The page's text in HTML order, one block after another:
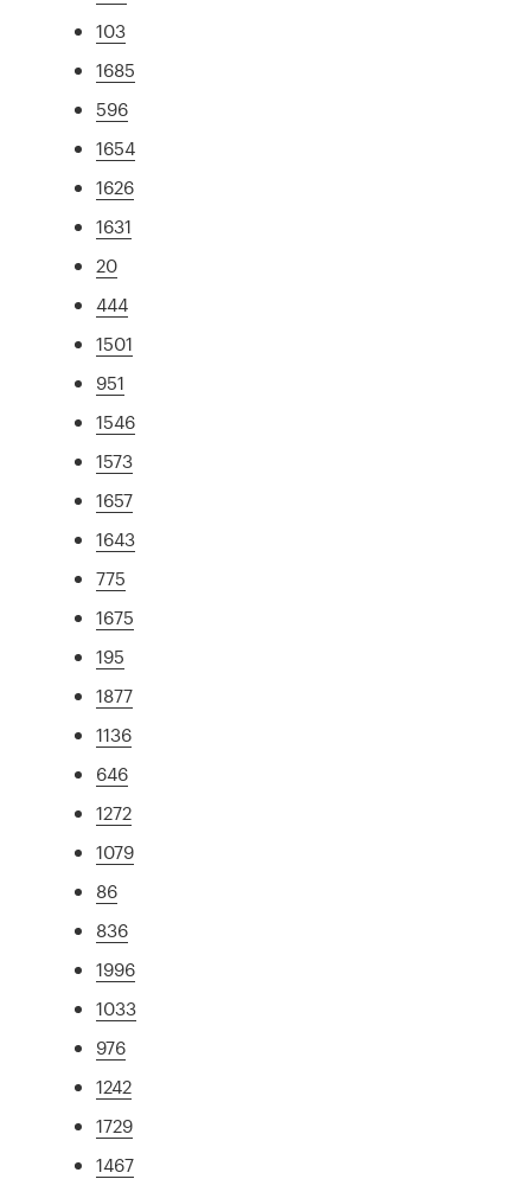
103
1685
596
1654
1626
1631
20
444
1501
951
1546
1573
1657
1643
775
1675
195
1877
1136
646
1272
1079
86
836
1996
1033
976
1242
1729
1467